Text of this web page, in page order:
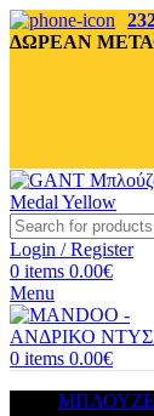
ΔΩΡΕΑΝ
Login / Register
0 items 0.00€
Menu
0 items 0.00€